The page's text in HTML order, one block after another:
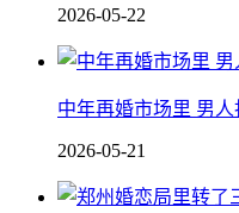
2026-05-22
中年再婚市场里 男
2026-05-21